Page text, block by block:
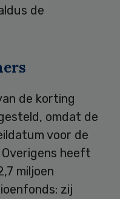
de
de korting
omdat de
voor de
heeft
miljoen
zij